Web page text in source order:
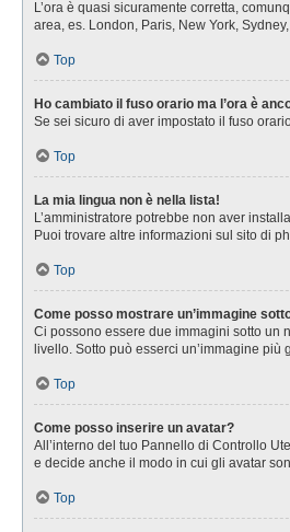
L’ora è quasi sicuramente corretta,
area, es. London, Paris, New York,
Top
Ho cambiato il fuso orario ma l’ora è
Se sei sicuro di aver impostato il fuso
Top
La mia lingua non è nella lista!
L’amministratore potrebbe non aver
Puoi trovare altre informazioni sul sito di
Top
Come posso mostrare un’immagine
Ci possono essere due immagini sotto un
livello. Sotto può esserci un’immagine
Top
Come posso inserire un avatar?
All’interno del tuo Pannello di Controllo
e decide anche il modo in cui gli avatar
Top